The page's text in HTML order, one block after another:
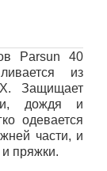
Parsun 40
из
. Защищает
дождя и
одевается
части, и
пряжки.